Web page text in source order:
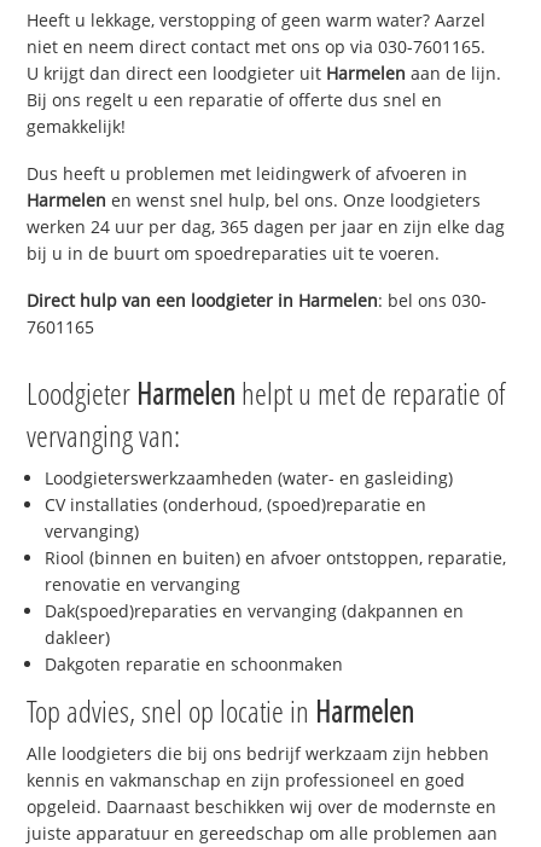
Heeft u lekkage, verstopping of geen warm water? Aarzel
niet en neem direct contact met ons op via 030-7601165.
U krijgt dan direct een loodgieter uit Harmelen aan de lijn.
Bij ons regelt u een reparatie of offerte dus snel en
gemakkelijk!
Dus heeft u problemen met leidingwerk of afvoeren in
Harmelen en wenst snel hulp, bel ons. Onze loodgieters
werken 24 uur per dag, 365 dagen per jaar en zijn elke dag
bij u in de buurt om spoedreparaties uit te voeren.
Direct hulp van een loodgieter in Harmelen: bel ons 030-
7601165
Loodgieter Harmelen helpt u met de reparatie of
vervanging van:
Loodgieterswerkzaamheden (water- en gasleiding)
CV installaties (onderhoud, (spoed)reparatie en
vervanging)
Riool (binnen en buiten) en afvoer ontstoppen, reparatie,
renovatie en vervanging
Dak(spoed)reparaties en vervanging (dakpannen en
dakleer)
Dakgoten reparatie en schoonmaken
Top advies, snel op locatie in Harmelen
Alle loodgieters die bij ons bedrijf werkzaam zijn hebben
kennis en vakmanschap en zijn professioneel en goed
opgeleid. Daarnaast beschikken wij over de modernste en
juiste apparatuur en gereedschap om alle problemen aan